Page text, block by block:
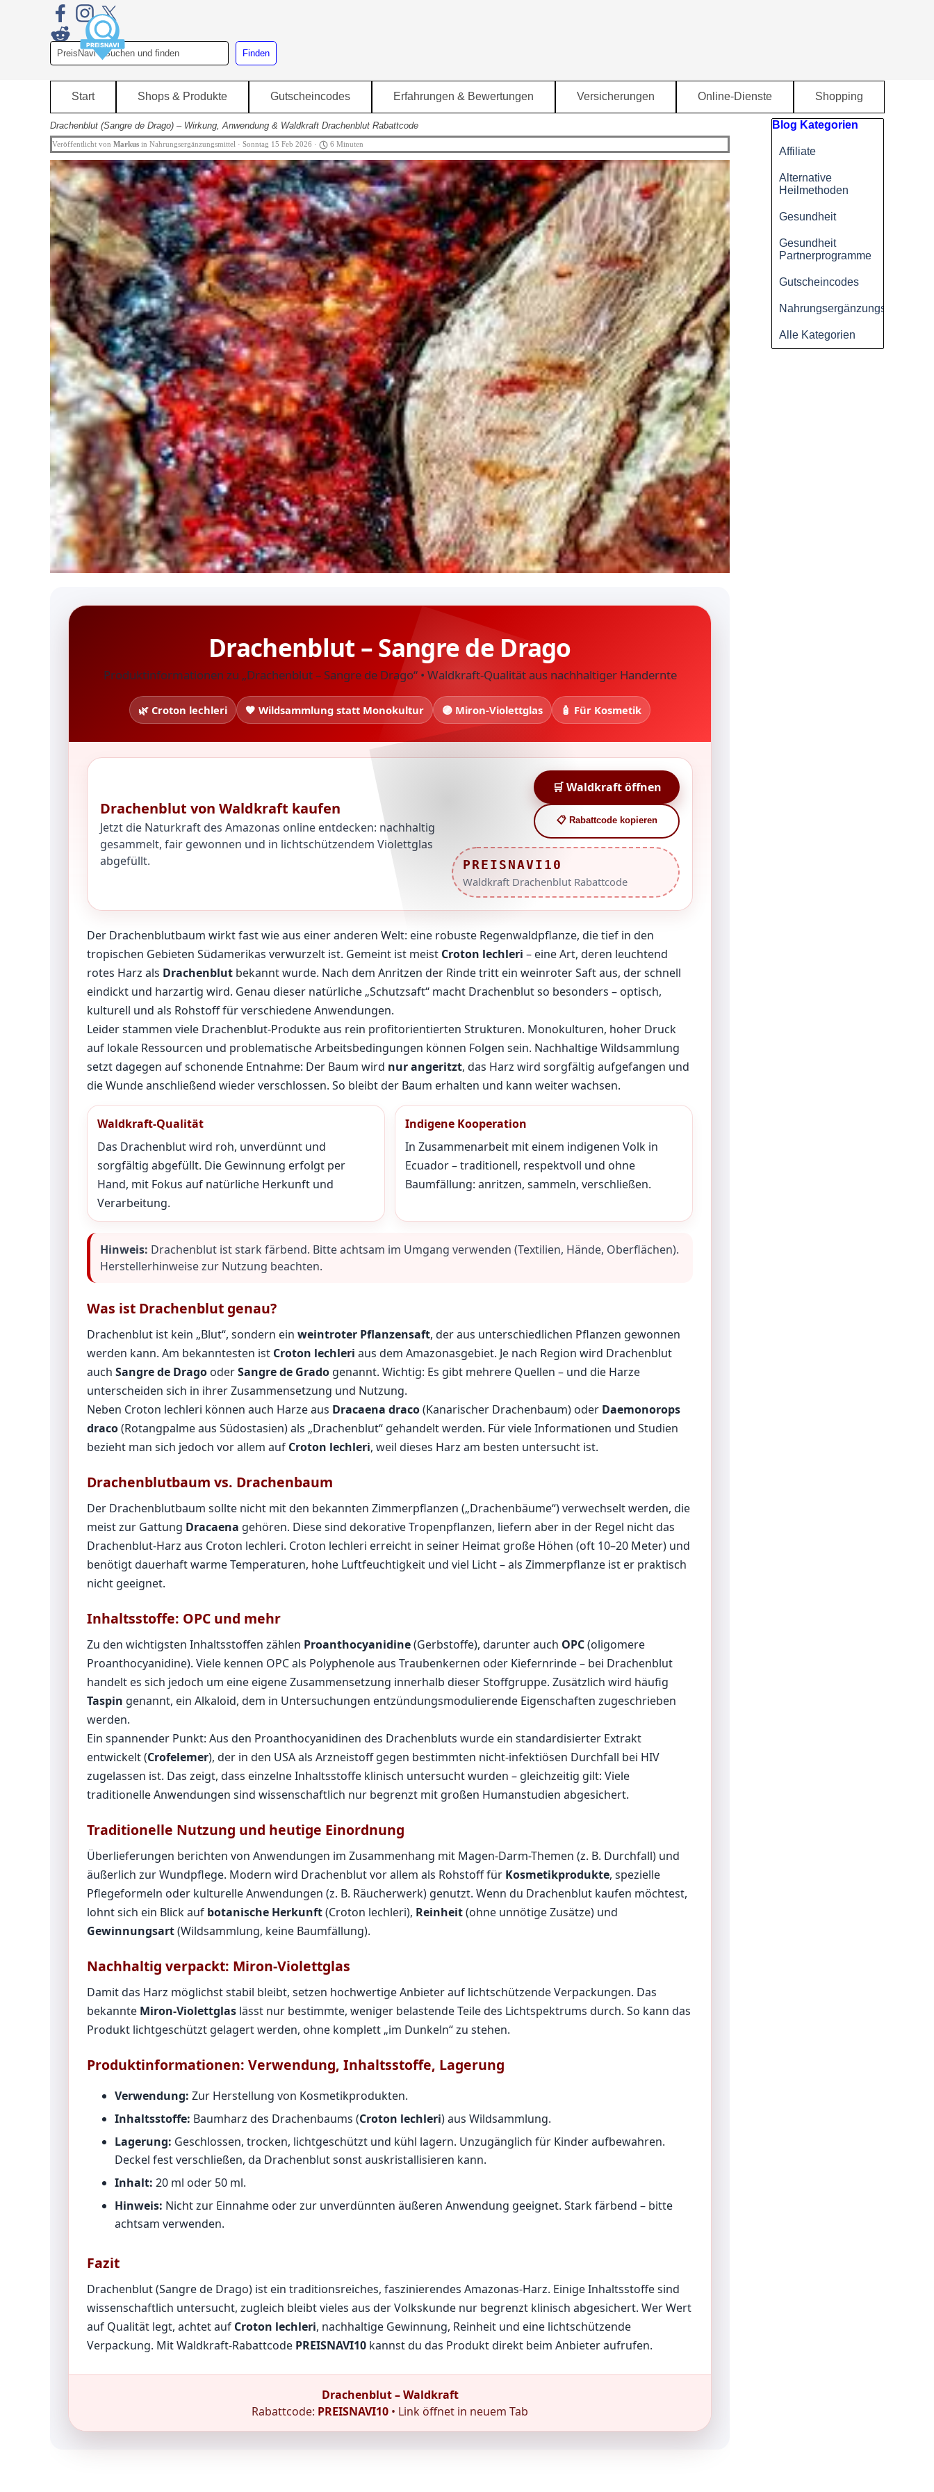
Direkt zum Seiteninhalt
Finden
Start
Shops & Produkte Gutscheincodes ▼Erfahrungen & Bewertungen ▼
Versicherungen ▼Online-Dienste Shopping
Drachenblut (Sangre de Drago) – Wirkung, Anwendung & Waldkraft Drachenblut Rabattcode
Veröffentlicht von Markus in Nahrungsergänzungsmittel · Sonntag 15 Feb 2026 · 6 Minuten
Drachenblut – Sangre de Drago
Produktinformationen zu „Drachenblut – Sangre de Drago“ • Waldkraft-Qualität aus nachhaltiger Handernte
🌿 Croton lechleri 🧡 Wildsammlung statt Monokultur 🟣 Miron-Violettglas 🧴 Für Kosmetik
Drachenblut von Waldkraft kaufen
Jetzt die Naturkraft des Amazonas online entdecken: nachhaltig
gesammelt, fair gewonnen und in lichtschützendem Violettglas
abgefüllt.
🛒 Waldkraft öffnen
📋 Rabattcode kopieren
PREISNAVI10
Waldkraft Drachenblut Rabattcode
Der Drachenblutbaum wirkt fast wie aus einer anderen Welt: eine robuste Regenwaldpflanze, die tief in den
tropischen Gebieten Südamerikas verwurzelt ist. Gemeint ist meist Croton lechleri – eine Art, deren leuchtend
rotes Harz als Drachenblut bekannt wurde. Nach dem Anritzen der Rinde tritt ein weinroter Saft aus, der schnell
eindickt und harzartig wird. Genau dieser natürliche „Schutzsaft“ macht Drachenblut so besonders – optisch,
kulturell und als Rohstoff für verschiedene Anwendungen.
Leider stammen viele Drachenblut-Produkte aus rein profitorientierten Strukturen. Monokulturen, hoher Druck
auf lokale Ressourcen und problematische Arbeitsbedingungen können Folgen sein. Nachhaltige Wildsammlung
setzt dagegen auf schonende Entnahme: Der Baum wird nur angeritzt, das Harz wird sorgfältig aufgefangen und
die Wunde anschließend wieder verschlossen. So bleibt der Baum erhalten und kann weiter wachsen.
Waldkraft-Qualität
Das Drachenblut wird roh, unverdünnt und
sorgfältig abgefüllt. Die Gewinnung erfolgt per
Hand, mit Fokus auf natürliche Herkunft und
Verarbeitung.
Indigene Kooperation
In Zusammenarbeit mit einem indigenen Volk in
Ecuador – traditionell, respektvoll und ohne
Baumfällung: anritzen, sammeln, verschließen.
Hinweis: Drachenblut ist stark färbend. Bitte achtsam im Umgang verwenden (Textilien, Hände, Oberflächen).
Herstellerhinweise zur Nutzung beachten.
Was ist Drachenblut genau?
Drachenblut ist kein „Blut“, sondern ein weintroter Pflanzensaft, der aus unterschiedlichen Pflanzen gewonnen
werden kann. Am bekanntesten ist Croton lechleri aus dem Amazonasgebiet. Je nach Region wird Drachenblut
auch Sangre de Drago oderSangre de Grado genannt. Wichtig: Es gibt mehrere Quellen – und die Harze
unterscheiden sich in ihrer Zusammensetzung und Nutzung.
Neben Croton lechleri können auch Harze aus Dracaena draco(Kanarischer Drachenbaum) oder Daemonorops
draco(Rotangpalme aus Südostasien) als „Drachenblut“ gehandelt werden. Für viele Informationen und Studien
bezieht man sich jedoch vor allem auf Croton lechleri, weil dieses Harz am besten untersucht ist.
Drachenblutbaum vs. Drachenbaum
Der Drachenblutbaum sollte nicht mit den bekannten Zimmerpflanzen („Drachenbäume“) verwechselt werden, die
meist zur Gattung Dracaena gehören. Diese sind dekorative Tropenpflanzen, liefern aber in der Regel nicht das
Drachenblut-Harz aus Croton lechleri. Croton lechleri erreicht in seiner Heimat große Höhen (oft 10–20 Meter) und
benötigt dauerhaft warme Temperaturen, hohe Luftfeuchtigkeit und viel Licht – als Zimmerpflanze ist er praktisch
nicht geeignet.
Inhaltsstoffe: OPC und mehr
Zu den wichtigsten Inhaltsstoffen zählen Proanthocyanidine(Gerbstoffe), darunter auch OPC(oligomere
Proanthocyanidine). Viele kennen OPC als Polyphenole aus Traubenkernen oder Kiefernrinde – bei Drachenblut
handelt es sich jedoch um eine eigene Zusammensetzung innerhalb dieser Stoffgruppe. Zusätzlich wird häufig
Taspin genannt, ein Alkaloid, dem in Untersuchungen entzündungsmodulierende Eigenschaften zugeschrieben
werden.
Ein spannender Punkt: Aus den Proanthocyanidinen des Drachenbluts wurde ein standardisierter Extrakt
entwickelt (Crofelemer), der in den USA als Arzneistoff gegen bestimmten nicht-infektiösen Durchfall bei HIV
zugelassen ist. Das zeigt, dass einzelne Inhaltsstoffe klinisch untersucht wurden – gleichzeitig gilt: Viele
traditionelle Anwendungen sind wissenschaftlich nur begrenzt mit großen Humanstudien abgesichert.
Traditionelle Nutzung und heutige Einordnung
Überlieferungen berichten von Anwendungen im Zusammenhang mit Magen-Darm-Themen (z. B. Durchfall) und
äußerlich zur Wundpflege. Modern wird Drachenblut vor allem als Rohstoff für Kosmetikprodukte, spezielle
Pflegeformeln oder kulturelle Anwendungen (z. B. Räucherwerk) genutzt. Wenn du Drachenblut kaufen möchtest,
lohnt sich ein Blick auf botanische Herkunft(Croton lechleri), Reinheit(ohne unnötige Zusätze) und
Gewinnungsart(Wildsammlung, keine Baumfällung).
Nachhaltig verpackt: Miron-Violettglas
Damit das Harz möglichst stabil bleibt, setzen hochwertige Anbieter auf lichtschützende Verpackungen. Das
bekannte Miron-Violettglas lässt nur bestimmte, weniger belastende Teile des Lichtspektrums durch. So kann das
Produkt lichtgeschützt gelagert werden, ohne komplett „im Dunkeln“ zu stehen.
Produktinformationen: Verwendung, Inhaltsstoffe, Lagerung
Verwendung: Zur Herstellung von Kosmetikprodukten.
Inhaltsstoffe: Baumharz des Drachenbaums (Croton lechleri) aus Wildsammlung.
Lagerung: Geschlossen, trocken, lichtgeschützt und kühl lagern. Unzugänglich für Kinder aufbewahren.
Deckel fest verschließen, da Drachenblut sonst auskristallisieren kann.
Inhalt: 20 ml oder 50 ml.
Hinweis: Nicht zur Einnahme oder zur unverdünnten äußeren Anwendung geeignet. Stark färbend – bitte
achtsam verwenden.
Fazit
Drachenblut (Sangre de Drago) ist ein traditionsreiches, faszinierendes Amazonas-Harz. Einige Inhaltsstoffe sind
wissenschaftlich untersucht, zugleich bleibt vieles aus der Volkskunde nur begrenzt klinisch abgesichert. Wer Wert
auf Qualität legt, achtet auf Croton lechleri, nachhaltige Gewinnung, Reinheit und eine lichtschützende
Verpackung. Mit Waldkraft-Rabattcode PREISNAVI10 kannst du das Produkt direkt beim Anbieter aufrufen.
Drachenblut – Waldkraft
Rabattcode: PREISNAVI10 • Link öffnet in neuem Tab
Block überspringen Blog
Blog Kategorien
Affiliate
Alternative
Heilmethoden
Gesundheit
Gesundheit
Partnerprogramme
Gutscheincodes
Nahrungsergänzungsmittel
Alle Kategorien